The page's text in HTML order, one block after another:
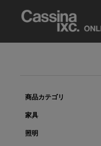
商品カテゴリ
家具
照明